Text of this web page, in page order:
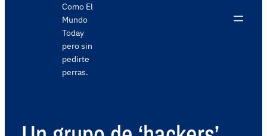
Como El
Mundo
Today
pero sin
pedirte
perras.